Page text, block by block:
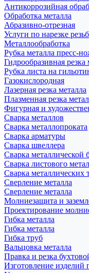
Антикоррозийная
Обработка металла
Абразивно-отрезная
Услуги по нарезке
Металлообработка
Рубка металла пресс-
Гидрообразивная резка
Рубка листа на
Газокислородная
Лазерная резка металла
Плазменная резка
Фигурная и
Сварка металлов
Сварка металлопроката
Сварка арматуры
Сварка швеллера
Сварка металлической
Сварка листового
Сварка металлических
Сверление металла
Сверление металла
Молниезащита и
Проектирование
Гибка металла
Гибка металла
Гибка труб
Вальцовка металла
Правка и резка
Изготовление изделий